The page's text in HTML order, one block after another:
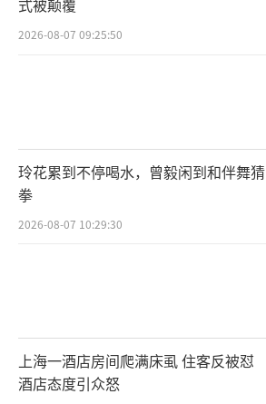
2026-08-07 09:25:50
玲花累到不停喝水，曾毅闲到和伴舞猜
拳
2026-08-07 10:29:30
上海一酒店房间爬满床虱 住客反被怼
酒店态度引众怒